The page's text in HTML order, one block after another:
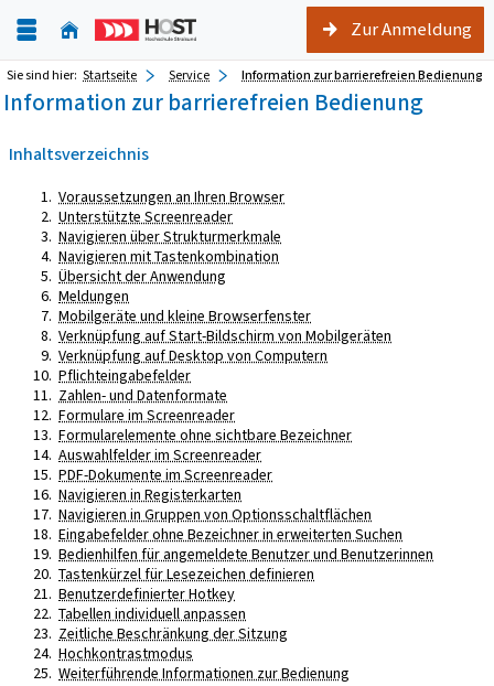
Zur Anmeldung
Sie sind hier: Startseite Service Information zur barrierefreien Bedienung
Information zur barrierefreien Bedienung
Inhaltsverzeichnis
Voraussetzungen an Ihren Browser
Unterstützte Screenreader
Navigieren über Strukturmerkmale
Navigieren mit Tastenkombination
Übersicht der Anwendung
Meldungen
Mobilgeräte und kleine Browserfenster
Verknüpfung auf Start-Bildschirm von Mobilgeräten
Verknüpfung auf Desktop von Computern
Pflichteingabefelder
Zahlen- und Datenformate
Formulare im Screenreader
Formularelemente ohne sichtbare Bezeichner
Auswahlfelder im Screenreader
PDF-Dokumente im Screenreader
Navigieren in Registerkarten
Navigieren in Gruppen von Optionsschaltflächen
Eingabefelder ohne Bezeichner in erweiterten Suchen
Bedienhilfen für angemeldete Benutzer und Benutzerinnen
Tastenkürzel für Lesezeichen definieren
Benutzerdefinierter Hotkey
Tabellen individuell anpassen
Zeitliche Beschränkung der Sitzung
Hochkontrastmodus
Weiterführende Informationen zur Bedienung